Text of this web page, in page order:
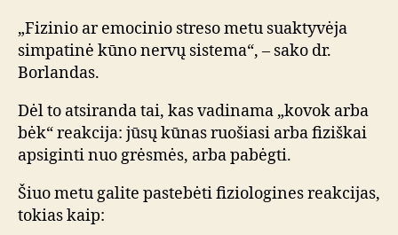
„Fizinio ar emocinio streso metu suaktyvėja
simpatinė kūno nervų sistema“, – sako dr.
Borlandas.
Dėl to atsiranda tai, kas vadinama „kovok arba
bėk“ reakcija: jūsų kūnas ruošiasi arba fiziškai
apsiginti nuo grėsmės, arba pabėgti.
Šiuo metu galite pastebėti fiziologines reakcijas,
tokias kaip: